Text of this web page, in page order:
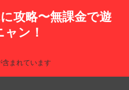
攻略〜無課金で遊
ン！
含まれています